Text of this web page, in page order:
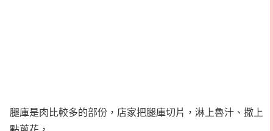
腿庫是肉比較多的部份，店家把腿庫切片，淋上魯汁、撒上